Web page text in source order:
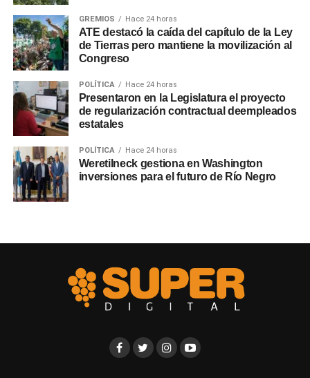
GREMIOS Hace 24 horas
ATE destacó la caída del capítulo de la Ley
de Tierras pero mantiene la movilización al
Congreso
POLÍTICA Hace 24 horas
Presentaron en la Legislatura el proyecto
de regularización contractual deempleados
estatales
POLÍTICA Hace 24 horas
Weretilneck gestiona en Washington
inversiones para el futuro de Río Negro